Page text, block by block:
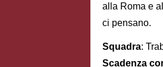
alla Roma e
ci pensano.
Squadra:
Scadenza